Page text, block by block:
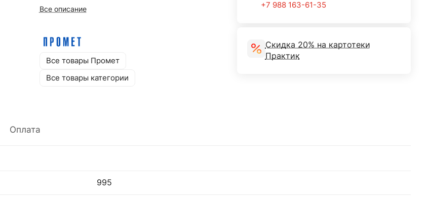
Все описание
Все товары Промет
Все товары категории
+7 988 163-61-35
Скидка 20% на картотеки
Практик
Оплата
995